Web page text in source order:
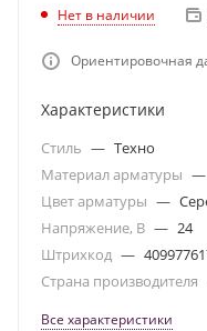
Нет в наличии
Ориентировочная
Характеристики
Стиль — Техно
Материал арматуры —
Цвет арматуры —
Напряжение, В — 24
Штрихкод —
Страна производителя
Все характеристики